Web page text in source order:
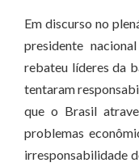
Em discurso no
presidente
rebateu líderes da
tentaram
que o Brasil
problemas
irresponsabilidade